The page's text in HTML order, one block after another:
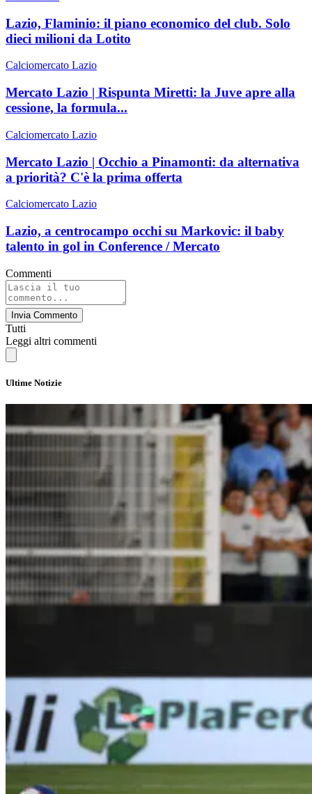
Lazio, Flaminio: il piano economico del club. Solo
dieci milioni da Lotito
Calciomercato Lazio
Mercato Lazio | Rispunta Miretti: la Juve apre alla
cessione, la formula...
Calciomercato Lazio
Mercato Lazio | Occhio a Pinamonti: da alternativa
a priorità? C'è la prima offerta
Calciomercato Lazio
Lazio, a centrocampo occhi su Markovic: il baby
talento in gol in Conference / Mercato
Commenti
Invia Commento
Tutti
Leggi altri commenti
Ultime Notizie